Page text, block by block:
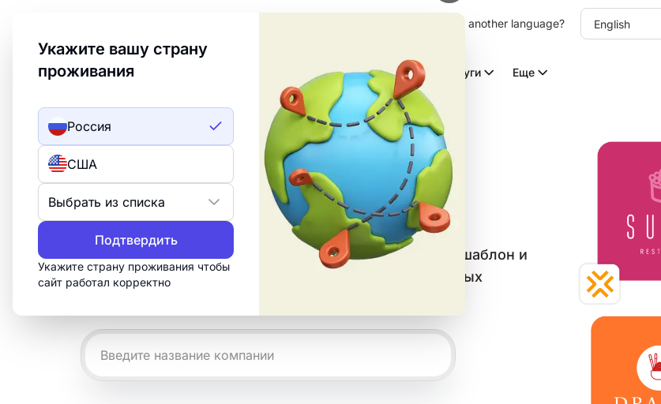
Укажите вашу страну
проживания
Россия
США
Выбрать из списка
Подтвердить
Укажите страну проживания чтобы
сайт работал корректно
Welcome to Turbologo! This page is available in another language. Choose another language?
ИИ лого Видео с ИИ Услуги Еще
Примеры логотипов
пауэрлифтинга
Создайте профессиональный логотип в категории
«Пауэрлифтинг» за 15 минут. Настройте бесплатный шаблон и
скачайте всё, что нужно для печати, веба и социальных